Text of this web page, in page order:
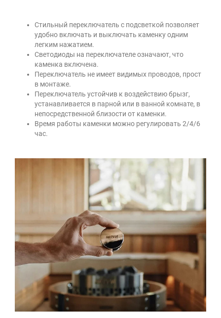
Стильный переключатель с подсветкой позволяет
удобно включать и выключать каменку одним
легким нажатием.
Светодиоды на переключателе означают, что
каменка включена.
Переключатель не имеет видимых проводов, прост
в монтаже.
Переключатель устойчив к воздействию брызг,
устанавливается в парной или в ванной комнате, в
непосредственной близости от каменки.
Время работы каменки можно регулировать 2/4/6
час.